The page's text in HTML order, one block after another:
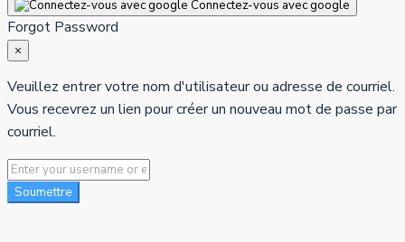
Connectez-vous avec google
Forgot Password
×
Veuillez entrer votre nom d'utilisateur ou adresse de courriel.
Vous recevrez un lien pour créer un nouveau mot de passe par
courriel.
Soumettre